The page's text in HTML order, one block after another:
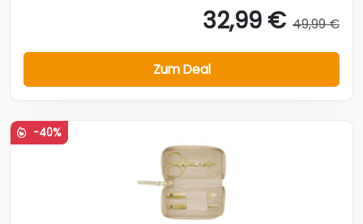
32,99 € 49,99 €
Zum Deal
-40%